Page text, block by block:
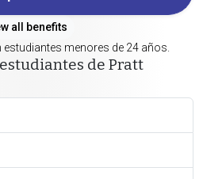
all benefits
menores de 24 años.
de Pratt